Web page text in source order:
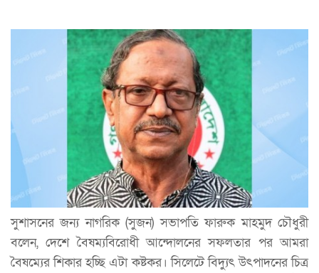
সুশাসনের জন্য নাগরিক (সুজন) সভাপতি ফারুক মাহমুদ চৌধুরী
বলেন, দেশে বৈষম্যবিরোধী আন্দোলনের সফলতার পর আমরা
বৈষম্যের শিকার হচ্ছি এটা কষ্টকর। সিলেটে বিদ্যুৎ উৎপাদনের চিত্র